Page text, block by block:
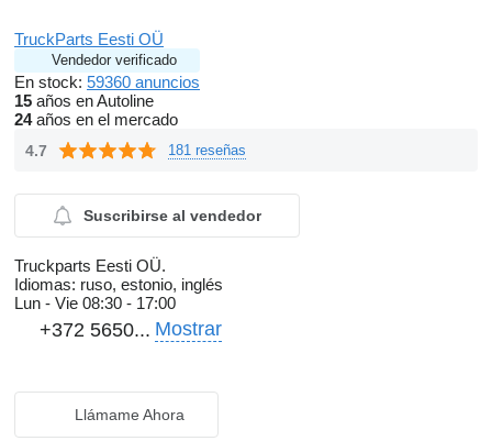
TruckParts Eesti OÜ
Vendedor verificado
En stock: 59360 anuncios
15 años en Autoline
24años en el mercado
4.7 181 reseñas
Suscribirse al vendedor
Truckparts Eesti OÜ.
Idiomas: ruso, estonio, inglés
Lun - Vie 08:30 - 17:00
+372 5650... Mostrar
Llámame Ahora